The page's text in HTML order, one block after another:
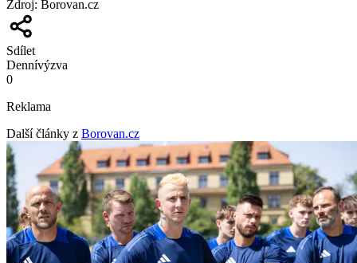
Zdroj: Borovan.cz
Sdílet
Dennívýzva
0
Reklama
Další články z Borovan.cz